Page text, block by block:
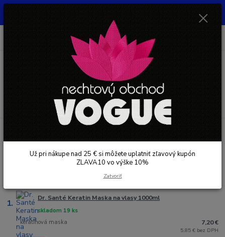
EUR
Dr. SANTE
1. Dr. Santé Keratin Maska na vlasy 1000ml
keratínová maska
skladom 19 ks
7,20 €
5,85 € bez DPH
Už pri nákupe nad 25 € si môžete uplatniť zľavový kupón
ZLAVA10 vo výške 10%
Zatvoriť